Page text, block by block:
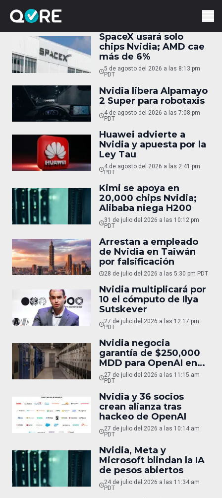
SpaceX usará solo
chips Nvidia; AMD cae
más de 6%
5 de agosto del 2026 a las 8:13 pm
PDT
Nvidia libera Alpamayo
2 Super para robotaxis
4 de agosto del 2026 a las 7:08 pm
PDT
Huawei advierte a
Nvidia y apuesta por la
Ley Tau
4 de agosto del 2026 a las 2:41 pm
PDT
Kimi se apoya en
20,000 chips Nvidia;
Alibaba niega H200
31 de julio del 2026 a las 10:12 pm
PDT
Arrestan a empleado
de Nvidia en Taiwán
por falsificación
28 de julio del 2026 a las 5:30 pm PDT
Nvidia multiplicará por
10 el cómputo de Ilya
Sutskever
27 de julio del 2026 a las 12:17 pm
PDT
Nvidia negocia
garantía de $250,000
MDD para OpenAI en
Ohio
27 de julio del 2026 a las 11:15 am
PDT
Nvidia y 36 socios
crean alianza tras
hackeo de OpenAI
27 de julio del 2026 a las 10:14 am
PDT
Nvidia, Meta y
Microsoft blindan la IA
de pesos abiertos
24 de julio del 2026 a las 11:34 am
PDT